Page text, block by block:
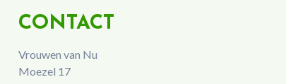
CONTACT
Vrouwen van Nu
Moezel 17